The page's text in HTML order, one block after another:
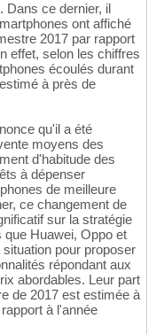
Dans ce dernier, il
ont affiché
2017 par rapport
effet, selon les chiffres
écoulés durant
à près de
qu'il a été
moyens des
d'habitude des
à dépenser
de meilleure
ce changement de
sur la stratégie
Huawei, Oppo et
pour proposer
répondant aux
abordables. Leur part
de 2017 est estimée à
à l'année